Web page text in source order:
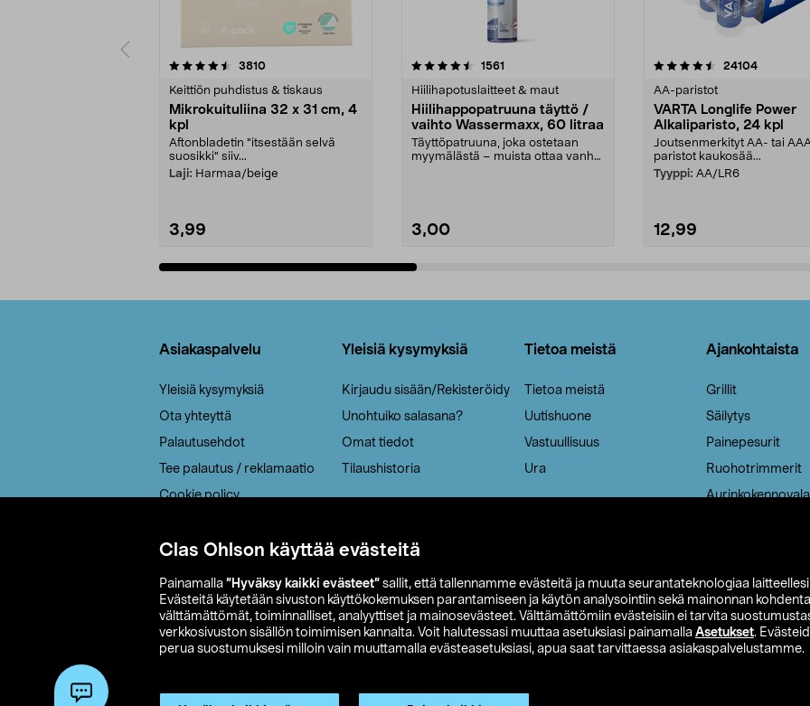
Clas Ohlson käyttää evästeitä
Painamalla ”Hyväksy kaikki evästeet” sallit, että tallennamme evästeitä ja muuta seurantateknologiaa laitteellesi
Evästeitä käytetään sivuston käyttökokemuksen parantamiseen ja käytön analysointiin sekä mainonnan
välttämättömät, toiminnalliset, analyyttiset ja mainosevästeet. Välttämättömiin evästeisiin ei tarvita
verkkosivuston sisällön toimimisen kannalta. Voit halutessasi muuttaa asetuksiasi painamalla Asetukset.
perua suostumuksesi milloin vain muuttamalla evästeasetuksiasi, apua saat tarvittaessa asiakaspalvelustamme.
3810arvostelut
Keittiön puhdistus & tiskaus
Mikrokuituliina 32 x 31 cm, 4
kpl
Aftonbladetin "itsestään selvä
suosikki" siiv...
Laji: Harmaa/beige
3,99
4.5viidestä
1561
Hiilihapotuslaitteet & maut
Hiilihappopatruuna täyttö /
vaihto Wassermaxx, 60 litraa
Täyttöpatruuna, joka ostetaan
myymälästä – muista ottaa vanha
3,00
4.5viidestä
24104arvostelut
AA-paristot
VARTA Longlife Power
Alkaliparisto, 24 kpl
Joutsenmerkityt AA- tai
paristot kaukosää...
Tyyppi: AA/LR6
12,99
4.5viidestä
Asiakaspalvelu
Yleisiä kysymyksiä
Ota yhteyttä
Palautusehdot
Tee palautus / reklamaatio
Cookie policy
Saavutettavuus
Yleisiä kysymyksiä
Kirjaudu sisään/Rekisteröidy
Unohtuiko salasana?
Omat tiedot
Tilaushistoria
Tietoa meistä
Tietoa meistä
Uutishuone
Vastuullisuus
Ura
Ajankohtaista
Grillit
Säilytys
Painepesurit
Ruohotrimmerit